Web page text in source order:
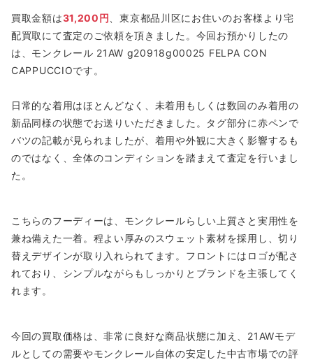
買取金額は31,200円 、東京都品川区にお住いのお客様より宅
配買取にて査定のご依頼を頂きました。今回お預かりしたの
は、モンクレール 21AW g20918g00025 FELPA CON
CAPPUCCIOです。
日常的な着用はほとんどなく、未着用もしくは数回のみ着用の
新品同様の状態でお送りいただきました。タグ部分に赤ペンで
バツの記載が見られましたが、着用や外観に大きく影響するも
のではなく、全体のコンディションを踏まえて査定を行いまし
た。
こちらのフーディーは、モンクレールらしい上質さと実用性を
兼ね備えた一着。程よい厚みのスウェット素材を採用し、切り
替えデザインが取り入れられてます。フロントにはロゴが配さ
れており、シンプルながらもしっかりとブランドを主張してく
れます。
今回の買取価格は、非常に良好な商品状態に加え、21AWモデ
ルとしての需要やモンクレール自体の安定した中古市場での評